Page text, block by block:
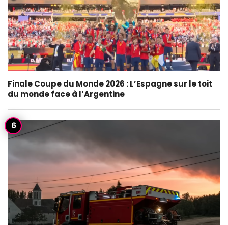
Finale Coupe du Monde 2026 : L’Espagne sur le toit
du monde face à l’Argentine